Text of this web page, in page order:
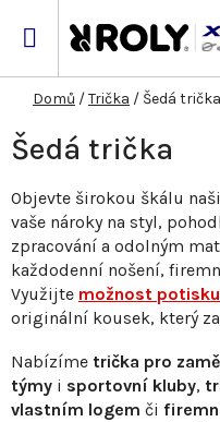
Domů /Trička / Šedá trička
Šedá trička
Objevte širokou škálu
vaše nároky na styl,
zpracování a odolným
každodenní nošení,
Využijte možnost
originální kousek, který
Nabízíme trička pro
týmy i sportovní kluby,
vlastním logem či